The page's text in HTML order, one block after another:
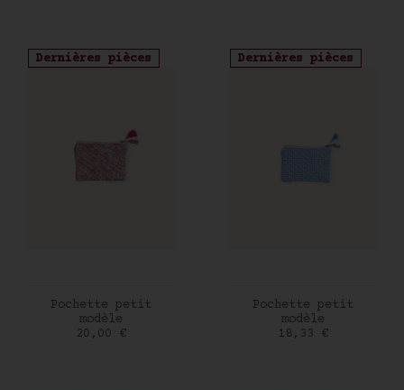
Dernières pièces
AJOUTER AU PANIER
Pochette petit
modèle
Prix
20,00 €
Dernières pièces
AJOUTER AU PANIER
Pochette petit
modèle
Prix
18,33 €